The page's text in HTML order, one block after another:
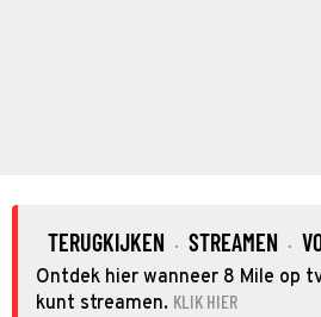
TERUGKIJKEN · STREAMEN ·
Ontdek hier wanneer 8 Mile op
kunt streamen. KLIK HIER